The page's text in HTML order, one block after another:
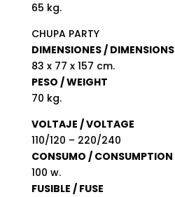
65 kg.
CHUPA PARTY
DIMENSIONES / DIMENSIONS
83 x 77 x 157 cm.
PESO / WEIGHT
70 kg.
VOLTAJE / VOLTAGE
110/120 – 220/240
CONSUMO / CONSUMPTION
100 w.
FUSIBLE / FUSE